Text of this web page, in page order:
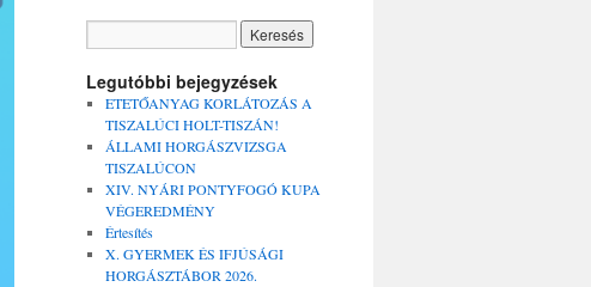
Legutóbbi bejegyzések
ETETŐANYAG KORLÁTOZÁS A
TISZALÚCI HOLT-TISZÁN!
ÁLLAMI HORGÁSZVIZSGA
TISZALÚCON
XIV. NYÁRI PONTYFOGÓ KUPA
VÉGEREDMÉNY
Értesítés
X. GYERMEK ÉS IFJÚSÁGI
HORGÁSZTÁBOR 2026.